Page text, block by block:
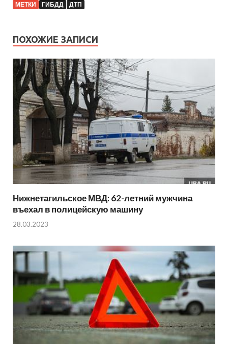
МЕТКИ ГИБДД ДТП
ПОХОЖИЕ ЗАПИСИ
Нижнетагильское МВД: 62-летний мужчина
въехал в полицейскую машину
28.03.2023